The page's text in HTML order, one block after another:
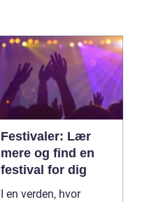
Festivaler: Lær
mere og find en
festival for dig
I en verden, hvor